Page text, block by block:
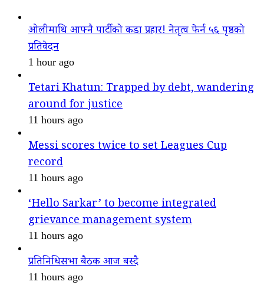
ओलीमाथि आफ्नै पार्टीको कडा प्रहार! नेतृत्व फेर्न ५६ पृष्ठको
प्रतिवेदन
1 hour ago
Tetari Khatun: Trapped by debt, wandering
around for justice
11 hours ago
Messi scores twice to set Leagues Cup
record
11 hours ago
‘Hello Sarkar’ to become integrated
grievance management system
11 hours ago
प्रतिनिधिसभा बैठक आज बस्दै
11 hours ago